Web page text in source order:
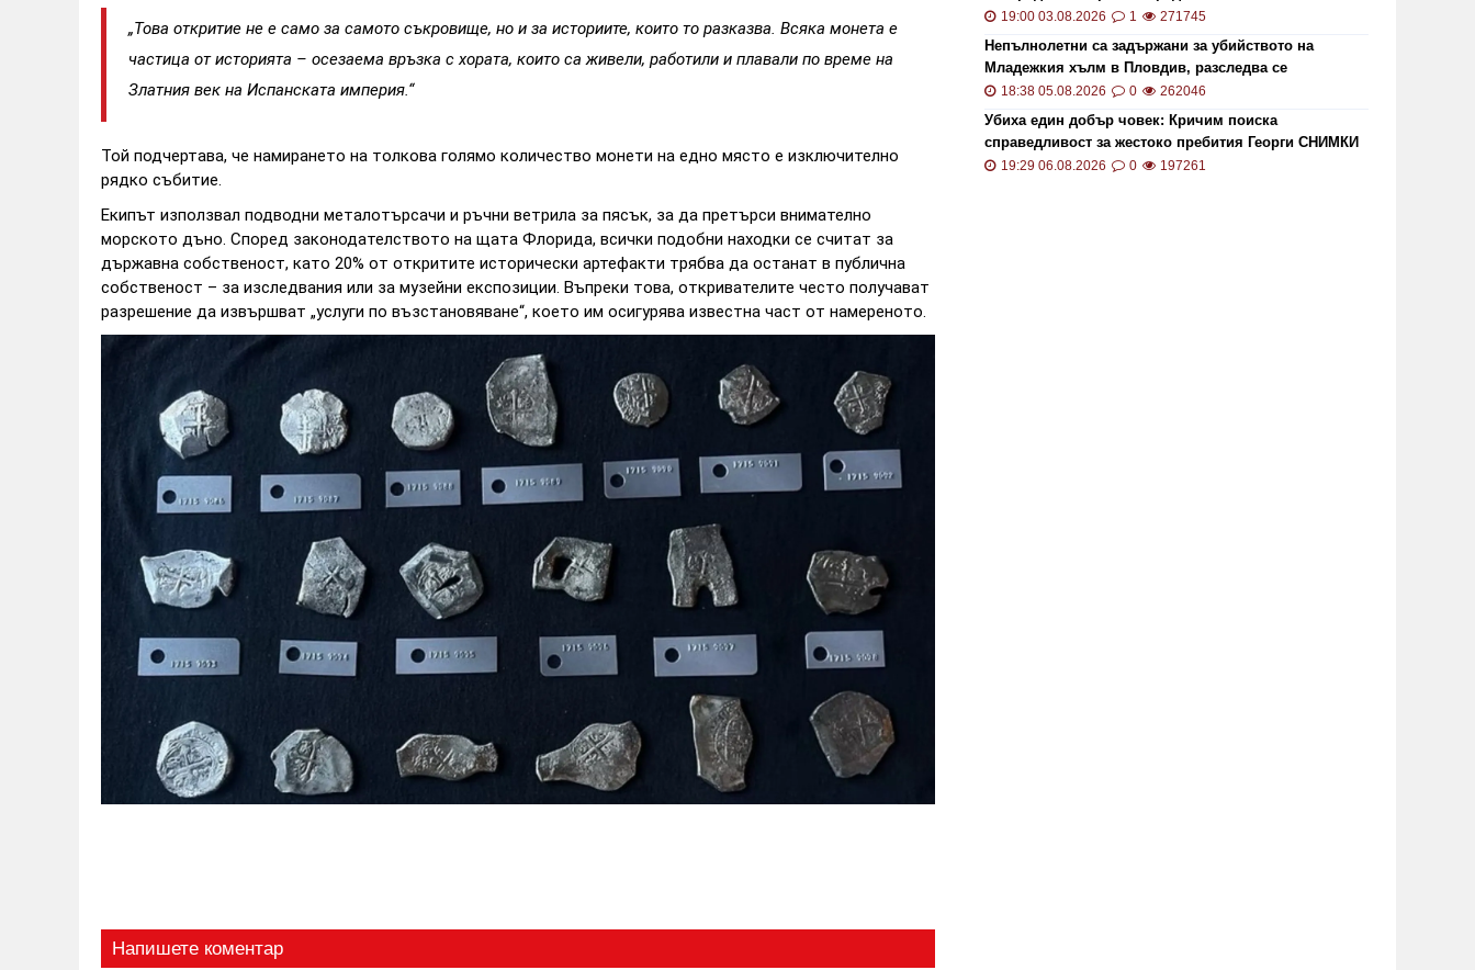
„Това откритие не е само за самото съкровище, но и за историите, които то разказва. Всяка монета е
частица от историята – осезаема връзка с хората, които са живели, работили и плавали по време на
Златния век на Испанската империя.“
Той подчертава, че намирането на толкова голямо количество монети на едно място е изключително
рядко събитие.
Екипът използвал подводни металотърсачи и ръчни ветрила за пясък, за да претърси внимателно
морското дъно. Според законодателството на щата Флорида, всички подобни находки се считат за
държавна собственост, като 20% от откритите исторически артефакти трябва да останат в публична
собственост – за изследвания или за музейни експозиции. Въпреки това, откривателите често получават
разрешение да извършват „услуги по възстановяване“, което им осигурява известна част от намереното.
Напишете коментар
19:00 03.08.2026 1 271745
Непълнолетни са задържани за убийството на
Младежкия хълм в Пловдив, разследва се
хомофобски мотив
18:38 05.08.2026 0 262046
Убиха един добър човек: Кричим поиска
справедливост за жестоко пребития Георги СНИМКИ
и ВИДЕО
19:29 06.08.2026 0 197261